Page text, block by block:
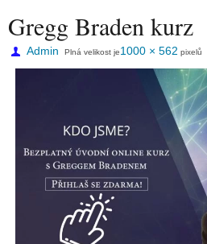
Gregg Braden kurz
Admin Plná velikost je1000 × 562 pixelů